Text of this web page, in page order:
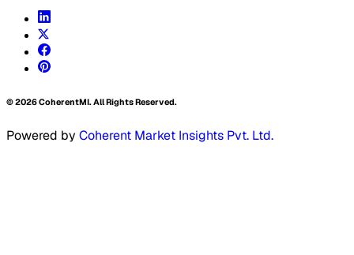
©2026CoherentMI. All Rights Reserved.
Powered by Coherent Market Insights Pvt. Ltd.